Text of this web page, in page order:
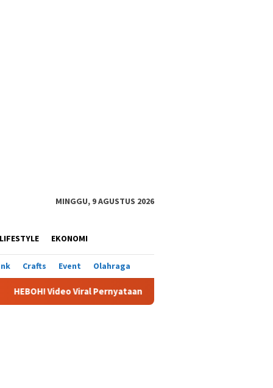
MINGGU, 9 AGUSTUS 2026
LIFESTYLE EKONOMI
Crafts Event Olahraga
Pernyataan Ubedilah Badrun: Oligarki Diduga Setor Rp5